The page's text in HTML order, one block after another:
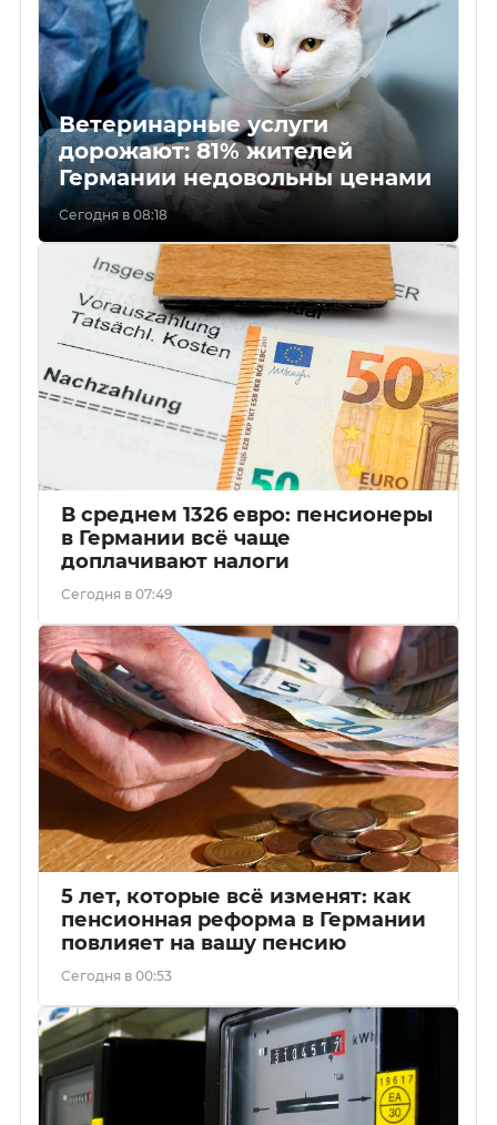
Ветеринарные услуги
дорожают: 81% жителей
Германии недовольны ценами
Сегодня в 08:18
В среднем 1326 евро: пенсионеры
в Германии всё чаще
доплачивают налоги
Сегодня в 07:49
5 лет, которые всё изменят: как
пенсионная реформа в Германии
повлияет на вашу пенсию
Сегодня в 00:53